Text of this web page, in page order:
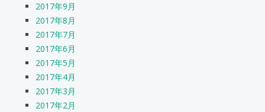
2017年9月
2017年8月
2017年7月
2017年6月
2017年5月
2017年4月
2017年3月
2017年2月